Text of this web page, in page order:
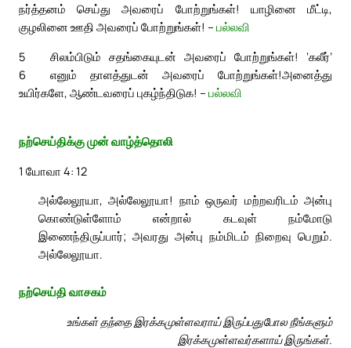
நர்த்தனம் செய்து அவரைப் போற்றுங்கள்! யாழினை மீட்டி,
குழலினை ஊதி அவரைப் போற்றுங்கள்! – பல்லவி
5
சிலம்பிடும் சதங்கையுடன் அவரைப் போற்றுங்கள்! ‘கலீர்’
எனும் தாளத்துடன் அவரைப் போற்றுங்கள்!
6
அனைத்து
உயிர்களே, ஆண்டவரைப் புகழ்ந்திடுக! – பல்லவி
நற்செய்திக்கு முன் வாழ்த்தொலி
1 யோவா 4: 12
அல்லேலூயா, அல்லேலூயா! நாம் ஒருவர் மற்றவரிடம் அன்பு
கொண்டுள்ளோம் என்றால் கடவுள் நம்மோடு
இணைந்திருப்பார்; அவரது அன்பு நம்மிடம் நிறைவு பெறும்.
அல்லேலூயா.
நற்செய்தி வாசகம்
உங்கள் தந்தை இரக்கமுள்ளவராய் இருப்பதுபோல நீங்களும்
இரக்கமுள்ளவர்களாய் இருங்கள்.